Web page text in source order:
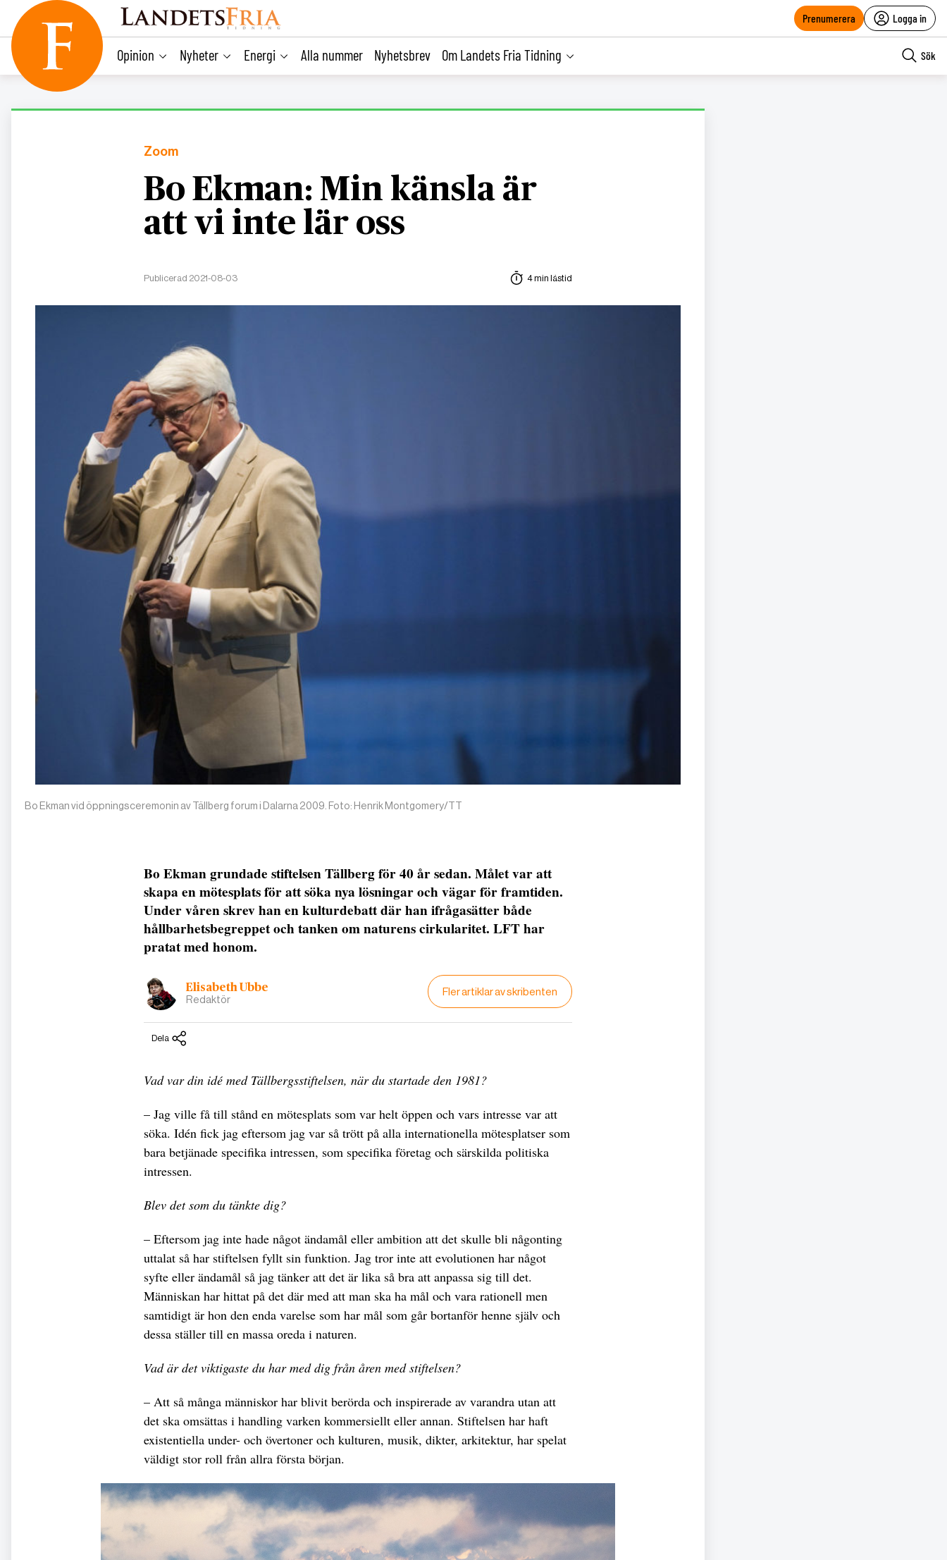
content
Prenumerera Logga in
Opinion Nyheter Energi Alla nummer Nyhetsbrev Om Landets Fria Tidning Sök
Zoom
Bo Ekman: Min känsla är
att vi inte lär oss
Publicerad 2021-08-03 4 min lästid
Bo Ekman vid öppningsceremonin av Tällberg forum i Dalarna 2009. Foto: Henrik Montgomery/TT
Bo Ekman grundade stiftelsen Tällberg för 40 år sedan. Målet var att
skapa en mötesplats för att söka nya lösningar och vägar för framtiden.
Under våren skrev han en kulturdebatt där han ifrågasätter både
hållbarhetsbegreppet och tanken om naturens cirkularitet. LFT har
pratat med honom.
Elisabeth Ubbe
Redaktör
Fler artiklar av skribenten
Dela
Vad var din idé med Tällbergsstiftelsen, när du startade den 1981?
– Jag ville få till stånd en mötesplats som var helt öppen och vars intresse var att
söka. Idén fick jag eftersom jag var så trött på alla internationella mötesplatser som
bara betjänade specifika intressen, som specifika företag och särskilda politiska
intressen.
Blev det som du tänkte dig?
– Eftersom jag inte hade något ändamål eller ambition att det skulle bli någonting
uttalat så har stiftelsen fyllt sin funktion. Jag tror inte att evolutionen har något
syfte eller ändamål så jag tänker att det är lika så bra att anpassa sig till det.
Människan har hittat på det där med att man ska ha mål och vara rationell men
samtidigt är hon den enda varelse som har mål som går bortanför henne själv och
dessa ställer till en massa oreda i naturen.
Vad är det viktigaste du har med dig från åren med stiftelsen?
– Att så många människor har blivit berörda och inspirerade av varandra utan att
det ska omsättas i handling varken kommersiellt eller annan. Stiftelsen har haft
existentiella under- och övertoner och kulturen, musik, dikter, arkitektur, har spelat
väldigt stor roll från allra första början.